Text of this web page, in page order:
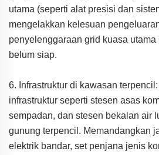
utama (seperti alat presisi dan
mengelakkan kelesuan
penyelenggaraan grid kuasa utama
belum siap.
6. Infrastruktur di kawasan
infrastruktur seperti stesen asas
sempadan, dan stesen bekalan air
gunung terpencil. Memandangkan
elektrik bandar, set penjana jenis